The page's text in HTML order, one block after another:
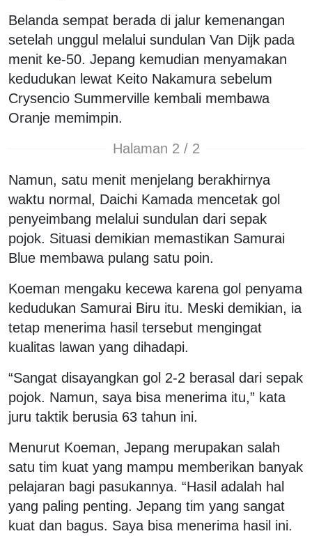
Belanda sempat berada di jalur kemenangan
setelah unggul melalui sundulan Van Dijk pada
menit ke-50. Jepang kemudian menyamakan
kedudukan lewat Keito Nakamura sebelum
Crysencio Summerville kembali membawa
Oranje memimpin.
Halaman 2 / 2
Namun, satu menit menjelang berakhirnya
waktu normal, Daichi Kamada mencetak gol
penyeimbang melalui sundulan dari sepak
pojok. Situasi demikian memastikan Samurai
Blue membawa pulang satu poin.
Koeman mengaku kecewa karena gol penyama
kedudukan Samurai Biru itu. Meski demikian, ia
tetap menerima hasil tersebut mengingat
kualitas lawan yang dihadapi.
“Sangat disayangkan gol 2-2 berasal dari sepak
pojok. Namun, saya bisa menerima itu,” kata
juru taktik berusia 63 tahun ini.
Menurut Koeman, Jepang merupakan salah
satu tim kuat yang mampu memberikan banyak
pelajaran bagi pasukannya. “Hasil adalah hal
yang paling penting. Jepang tim yang sangat
kuat dan bagus. Saya bisa menerima hasil ini.